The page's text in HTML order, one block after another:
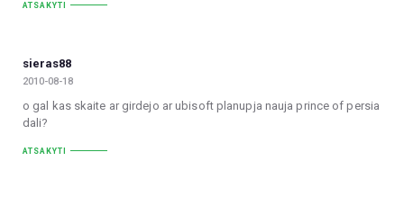
ATSAKYTI
sieras88
2010-08-18
o gal kas skaite ar girdejo ar ubisoft planupja nauja prince of persia
dali?
ATSAKYTI